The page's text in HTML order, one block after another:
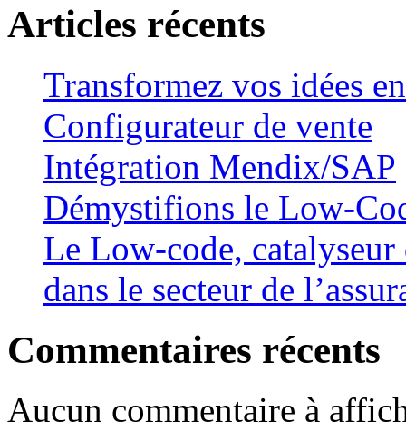
Articles récents
Transformez vos idées
Configurateur de vente
Intégration Mendix/SAP
Démystifions le Low-
Le Low-code,
dans le secteur de
Commentaires récents
Aucun commentaire à